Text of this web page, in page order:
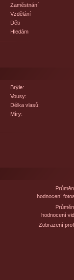
Zaměstnání
Vzdělání
Děti
Hledám
Brýle:
Vousy:
Délka vlasů:
Míry:
hodnocení
hodnocení
Zobrazení